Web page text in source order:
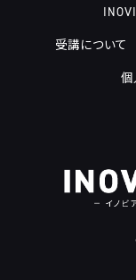
受講について
個